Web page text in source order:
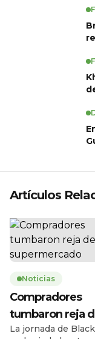
Artículos
Noticias
Compradores
tumbaron reja
supermercado
La jornada de